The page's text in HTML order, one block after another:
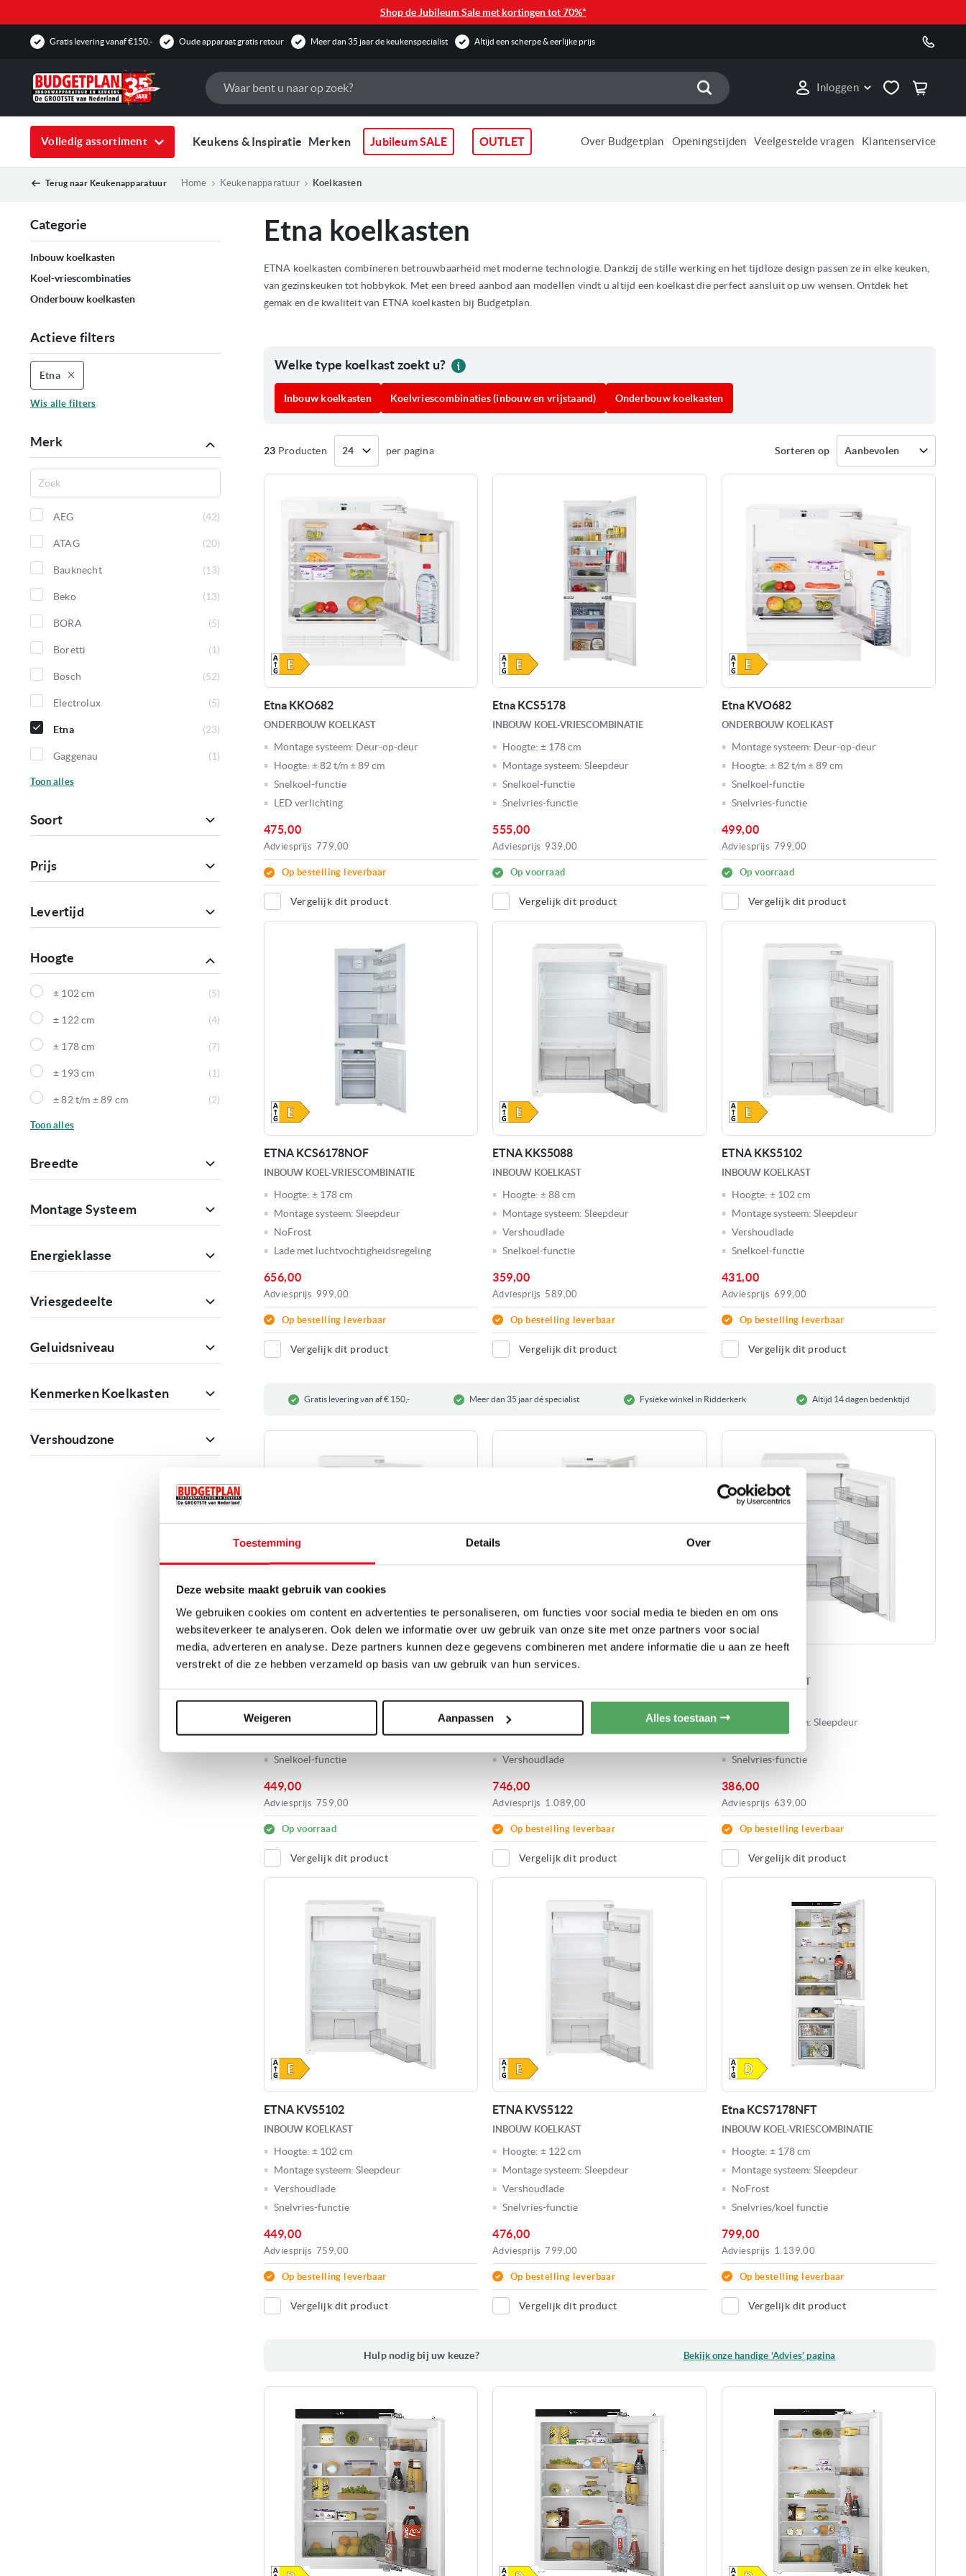
Toestemming Details Over
Deze website maakt gebruik van cookies
We gebruiken cookies om content en advertenties te personaliseren, om functies voor social media te bieden en om ons
websiteverkeer te analyseren. Ook delen we informatie over uw gebruik van onze site met onze partners voor social
media, adverteren en analyse. Deze partners kunnen deze gegevens combineren met andere informatie die u aan ze heeft
verstrekt of die ze hebben verzameld op basis van uw gebruik van hun services.
Weigeren Aanpassen Alles toestaan
Shop de Jubileum Sale met kortingen tot 70%*
Gratis levering vanaf €150,- Oude apparaat gratis retour Meer dan 35 jaar de keukenspecialist Altijd een scherpe & eerlijke prijs
Zoek
Zoek Inloggen
Volledig assortiment Keukens & Inspiratie Merken Jubileum SALE OUTLET Over Budgetplan Openingstijden Veelgestelde vragen Klantenservice
Terug naar Keukenapparatuur Home Keukenapparatuur Koelkasten
Etna koelkasten
ETNA koelkasten combineren betrouwbaarheid met moderne technologie. Dankzij de stille werking en het tijdloze design passen ze in elke keuken,
van gezinskeuken tot hobbykok. Met een breed aanbod aan modellen vindt u altijd een koelkast die perfect aansluit op uw wensen. Ontdek het
gemak en de kwaliteit van ETNA koelkasten bij Budgetplan.
Welke type koelkast zoekt u?
Inbouw koelkasten Koelvriescombinaties (inbouw en vrijstaand) Onderbouw koelkasten
23 Producten per pagina Sorteren op
Etna KKO682
ONDERBOUW KOELKAST
Montage systeem: Deur-op-deur
Hoogte: ± 82 t/m ± 89 cm
Snelkoel-functie
LED verlichting
475,00
Adviesprijs 779,00
Op bestelling leverbaar
Vergelijk dit product
Etna KCS5178
INBOUW KOEL-VRIESCOMBINATIE
Hoogte: ± 178 cm
Montage systeem: Sleepdeur
Snelkoel-functie
Snelvries-functie
555,00
Adviesprijs 939,00
Op voorraad
Vergelijk dit product
Etna KVO682
ONDERBOUW KOELKAST
Montage systeem: Deur-op-deur
Hoogte: ± 82 t/m ± 89 cm
Snelkoel-functie
Snelvries-functie
499,00
Adviesprijs 799,00
Op voorraad
Vergelijk dit product
ETNA KCS6178NOF
INBOUW KOEL-VRIESCOMBINATIE
Hoogte: ± 178 cm
Montage systeem: Sleepdeur
NoFrost
Lade met luchtvochtigheidsregeling
656,00
Adviesprijs 999,00
Op bestelling leverbaar
Vergelijk dit product
ETNA KKS5088
INBOUW KOELKAST
Hoogte: ± 88 cm
Montage systeem: Sleepdeur
Vershoudlade
Snelkoel-functie
359,00
Adviesprijs 589,00
Op bestelling leverbaar
Vergelijk dit product
ETNA KKS5102
INBOUW KOELKAST
Hoogte: ± 102 cm
Montage systeem: Sleepdeur
Vershoudlade
Snelkoel-functie
431,00
Adviesprijs 699,00
Op bestelling leverbaar
Vergelijk dit product
Gratis levering van af € 150,- Meer dan 35 jaar dé specialist Fysieke winkel in Ridderkerk Altijd 14 dagen bedenktijd
ETNA KKS5122
Hoogte:± 122 cm
Montage systeem:
Snelkoel-functie
449,00
Adviesprijs 759,00
Op voorraad
Vergelijk dit product
ETNA KKS5178
Hoogte:± 178 cm
Montage systeem:
Vershoudlade
746,00
Adviesprijs 1.089,00
Op bestelling leverbaar
Vergelijk dit product
INBOUW KOELKAST
Hoogte:± 88 cm
Montage systeem: Sleepdeur
Snelvries-functie
386,00
Adviesprijs 639,00
Op bestelling leverbaar
Vergelijk dit product
ETNA KVS5102
INBOUW KOELKAST
Hoogte: ± 102 cm
Montage systeem: Sleepdeur
Vershoudlade
Snelvries-functie
449,00
Adviesprijs 759,00
Op bestelling leverbaar
Vergelijk dit product
ETNA KVS5122
INBOUW KOELKAST
Hoogte: ± 122 cm
Montage systeem: Sleepdeur
Vershoudlade
Snelvries-functie
476,00
Adviesprijs 799,00
Op bestelling leverbaar
Vergelijk dit product
Etna KCS7178NFT
INBOUW KOEL-VRIESCOMBINATIE
Hoogte: ± 178 cm
Montage systeem: Sleepdeur
NoFrost
Snelvries/koel functie
799,00
Adviesprijs 1.139,00
Op bestelling leverbaar
Vergelijk dit product
Hulp nodig bij uw keuze? Bekijk onze handige ‘Advies’ pagina
Actieve filters
Etna
Verwijder
dit
artikel
Wis alle filters
Categorie
Inbouw koelkasten
Koel-vriescombinaties
Onderbouw koelkasten
Merk
AEG
42
ATAG
20
Bauknecht
13
Beko
13
BORA
5
Boretti
1
Bosch
52
Electrolux
5
Etna
23
Gaggenau
1
Toon alles
Soort
Prijs
Levertijd
Hoogte
± 102 cm
5
± 122 cm
4
± 178 cm
7
± 193 cm
1
± 82 t/m ± 89 cm
2
Toon alles
Breedte
Montage Systeem
Energieklasse
Vriesgedeelte
Geluidsniveau
Kenmerken Koelkasten
Vershoudzone